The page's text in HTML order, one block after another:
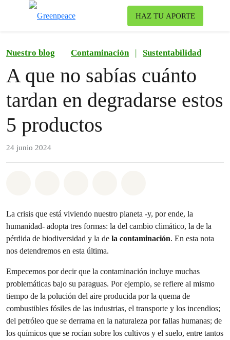
HAZ TU APORTE
Nuestro blog Contaminación | Sustentabilidad
A que no sabías cuánto
tardan en degradarse estos
5 productos
24 junio 2024
La crisis que está viviendo nuestro planeta -y, por ende, la
humanidad- adopta tres formas: la del cambio climático, la de la
pérdida de biodiversidad y la de la contaminación. En esta nota
nos detendremos en esta última.
Empecemos por decir que la contaminación incluye muchas
problemáticas bajo su paraguas. Por ejemplo, se refiere al mismo
tiempo de la polución del aire producida por la quema de
combustibles fósiles de las industrias, el transporte y los incendios;
del petróleo que se derrama en la naturaleza por fallas humanas; de
los químicos que se rocían sobre los cultivos y el suelo, entre tantos